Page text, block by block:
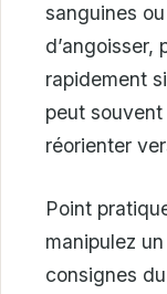
sanguines
d’angoisser,
rapidement
peut
réorienter
Point
manipulez
consignes